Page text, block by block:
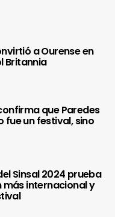
a Ourense en
Britannia
que Paredes
fue un festival, sino
Sinsal 2024 prueba
más internacional y